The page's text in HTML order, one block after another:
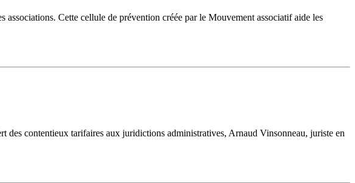
Cette cellule de prévention créée par le Mouvement associatif aide les
des contentieux tarifaires aux juridictions administratives, Arnaud Vinsonneau, juriste en